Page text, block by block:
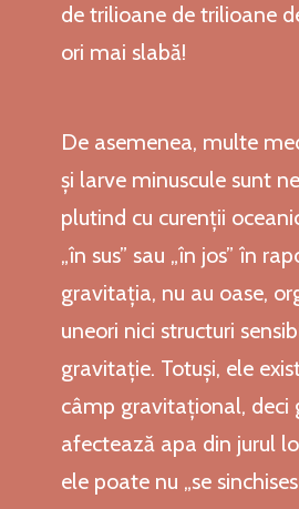
de trilioane de trilioane
ori mai slabă!
De asemenea, multe
și larve minuscule sunt
plutind cu curenții
„în sus” sau „în jos” în
gravitația, nu au oase,
uneori nici structuri
gravitație. Totuși, ele
câmp gravitațional, deci
afectează apa din jurul
ele poate nu „se